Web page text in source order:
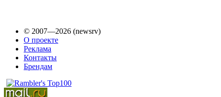
© 2007—2026 (newsrv)
О проекте
Реклама
Контакты
Брендам